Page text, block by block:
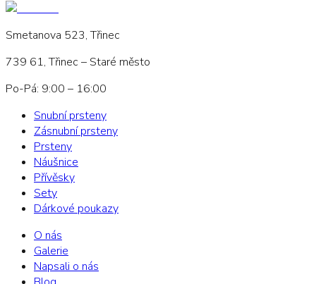
Smetanova 523, Třinec
739 61, Třinec – Staré město
Po-Pá: 9:00 – 16:00
Snubní prsteny
Zásnubní prsteny
Prsteny
Náušnice
Přívěsky
Sety
Dárkové poukazy
O nás
Galerie
Napsali o nás